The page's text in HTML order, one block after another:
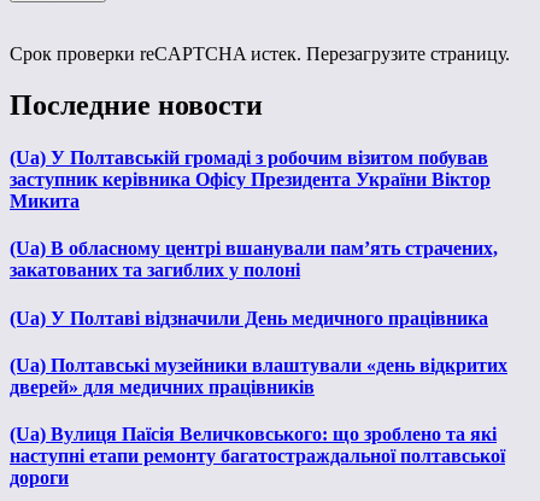
Срок проверки reCAPTCHA истек. Перезагрузите страницу.
Последние новости
(Ua) У Полтавській громаді з робочим візитом побував
заступник керівника Офісу Президента України Віктор
Микита
(Ua) В обласному центрі вшанували пам’ять страчених,
закатованих та загиблих у полоні
(Ua) У Полтаві відзначили День медичного працівника
(Ua) Полтавські музейники влаштували «день відкритих
дверей» для медичних працівників
(Ua) Вулиця Паїсія Величковського: що зроблено та які
наступні етапи ремонту багатостраждальної полтавської
дороги